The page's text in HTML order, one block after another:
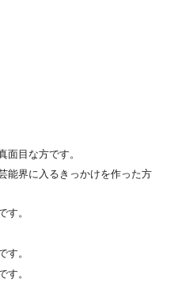
面目な方です。
能界に入るきっかけを作った方
す。
す。
す。